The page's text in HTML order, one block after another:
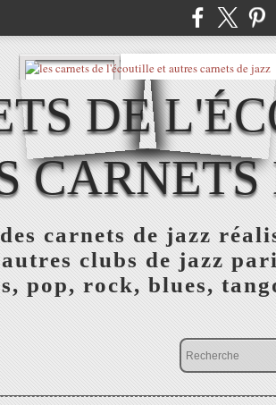
DE
CARNETS
carnets de jazz
clubs de jazz
pop, rock, blues,